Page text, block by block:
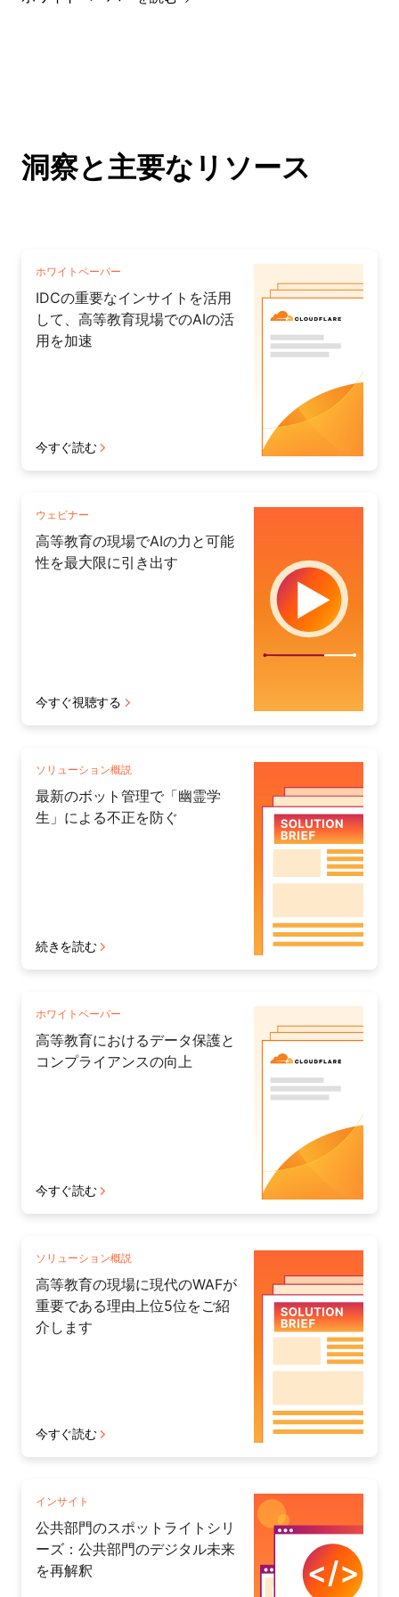
洞察と主要なリソース
ホワイトペーパー
IDCの重要なインサイトを活用
して、高等教育現場でのAIの活
用を加速
今すぐ読む
ウェビナー
高等教育の現場でAIの力と可能
性を最大限に引き出す
今すぐ視聴する
ソリューション概説
最新のボット管理で「幽霊学
生」による不正を防ぐ
続きを読む
ホワイトペーパー
高等教育におけるデータ保護と
コンプライアンスの向上
今すぐ読む
ソリューション概説
高等教育の現場に現代のWAFが
重要である理由上位5位をご紹
介します
今すぐ読む
インサイト
公共部門のスポットライトシリ
ーズ：公共部門のデジタル未来
を再解釈